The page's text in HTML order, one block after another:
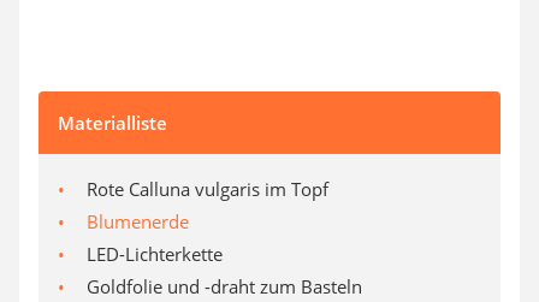
Materialliste
Rote Calluna vulgaris im Topf
Blumenerde
LED-Lichterkette
Goldfolie und -draht zum Basteln